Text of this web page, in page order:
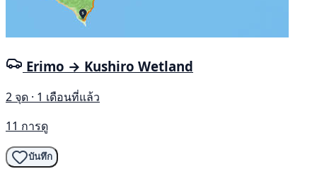
Erimo → Kushiro Wetland
2 จุด · 1 เดือนที่แล้ว
11 การดู
บันทึก